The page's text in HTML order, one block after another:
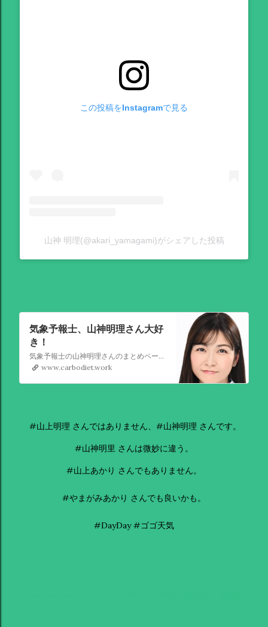
この投稿をInstagramで見る
山神 明理(@akari_yamagami)がシェアした投稿
気象予報士、山神明理さん大好
き！
気象予報士の山神明理さんのまとめページを作成しました。情報があればこれからも更新します。 #山上明理 さんではありません、#山神明理 さんです。 #山神さんロス #気象予報士 #防災士 #山上あかり #DayDay
www.carbodiet.work
#山上明理 さんではありません、#山神明理 さんです。
#山神明里 さんは微妙に違う。
#山上あかり さんでもありません。
#やまがみあかり さんでも良いかも。
#DayDay #ゴゴ天気